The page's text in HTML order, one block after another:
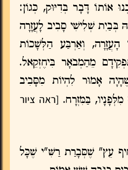
אוֹתוֹ דָּבָר בְּדִיּוּק, כְּגוֹן:
בְּבַיִת שְׁלִישִׁי סָבִיב לָעֲזָרָה
הָעֲזָרָה, וְאַרְבַּע הַלְּשָׁכוֹת
מֵהַמְבֹאָר בִּיחֶזְקֵאל.
אָמוּר לִהְיוֹת מִסָּבִיב
בַּמִּזְרָח. [ראה ציור
עֵץ" שֶׁסְּבָרַת רַשִּׁ"י שֶׁכָּל